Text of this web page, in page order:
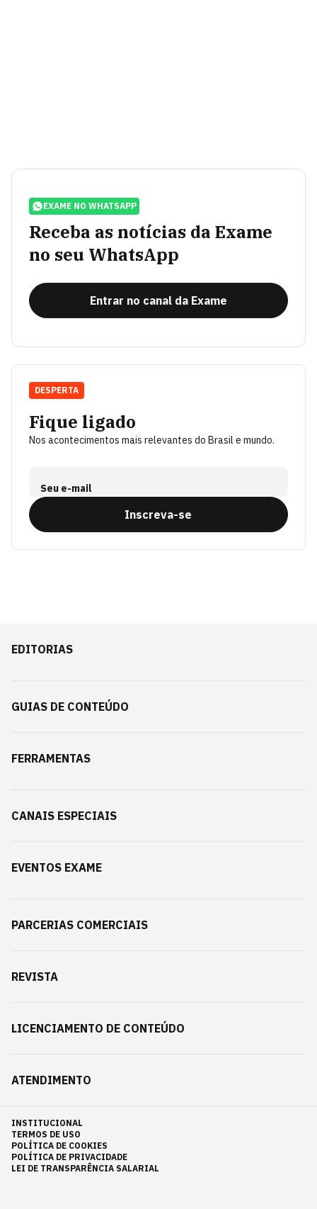
EXAME NO WHATSAPP
Receba as notícias da Exame
no seu WhatsApp
Entrar no canal da Exame
Fique ligado
Nos acontecimentos mais relevantes do Brasil e mundo.
Seu e-mail
Inscreva-se
DESPERTA
EDITORIAS
GUIAS DE CONTEÚDO
FERRAMENTAS
CANAIS ESPECIAIS
EVENTOS EXAME
PARCERIAS COMERCIAIS
REVISTA
LICENCIAMENTO DE CONTEÚDO
ATENDIMENTO
INSTITUCIONAL
TERMOS DE USO
POLÍTICA DE COOKIES
POLÍTICA DE PRIVACIDADE
LEI DE TRANSPARÊNCIA SALARIAL